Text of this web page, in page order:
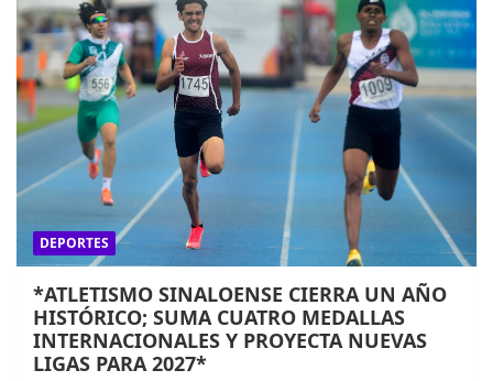
DEPORTES
*ATLETISMO SINALOENSE CIERRA UN AÑO
HISTÓRICO; SUMA CUATRO MEDALLAS
INTERNACIONALES Y PROYECTA NUEVAS
LIGAS PARA 2027*